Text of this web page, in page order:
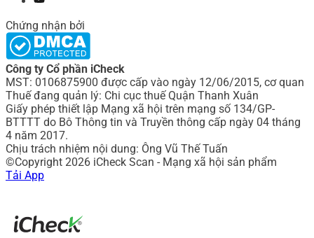
Chứng nhận bởi
Công ty Cổ phần iCheck
MST: 0106875900 được cấp vào ngày 12/06/2015, cơ quan
Thuế đang quản lý: Chi cục thuế Quận Thanh Xuân
Giấy phép thiết lập Mạng xã hội trên mạng số 134/GP-
BTTTT do Bô Thông tin và Truyền thông cấp ngày 04 tháng
4 năm 2017.
Chịu trách nhiệm nội dung: Ông Vũ Thế Tuấn
©Copyright 2026 iCheck Scan - Mạng xã hội sản phẩm
Tải App